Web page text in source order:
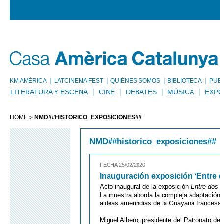
KM AMÈRICA LATCINEMA FEST QUIÉNES SOMOS BIBLIOTECA
LITERATURA Y ESCENA CINE DEBATES MÚSICA
HOME NMD##HISTORICO_EXPOSICIONES##
NMD##historico_exposiciones##
FECHA 25/02/2020
Inauguración exposición ‘Entre
Acto inaugural de la exposición Entre dos
La muestra aborda la compleja
aldeas amerindias de la Guayana
Miguel Albero, presidente del Patronato